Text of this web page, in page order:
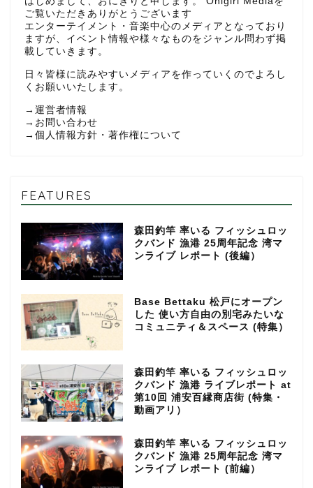
ご覧いただきありがとうございます
エンターテイメント・音楽中心のメディアとなっており
ますが、イベント情報や様々なものをジャンル問わず掲
載していきます。
日々皆様に読みやすいメディアを作っていくのでよろし
くお願いいたします。
→ 運営者情報
→ お問い合わせ
→ 個人情報方針・著作権について
FEATURES
森田釣竿 率いる フィッシュロッ
クバンド 漁港 25周年記念 湾マ
ンライブ レポート (後編）
Base Bettaku 松戸にオープン
した 使い方自由の別宅みたいな
コミュニティ＆スペース (特集）
森田釣竿 率いる フィッシュロッ
クバンド 漁港 ライブレポート at
第10回 浦安百縁商店街 (特集・
動画アリ）
森田釣竿 率いる フィッシュロッ
クバンド 漁港 25周年記念 湾マ
ンライブ レポート (前編）